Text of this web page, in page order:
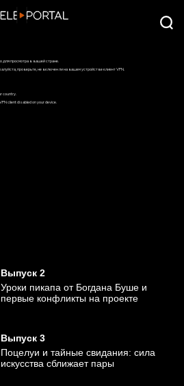
Выпуск 2
Уроки пикапа от Богдана Буше и
первые конфликты на проекте
Выпуск 3
Поцелуи и тайные свидания: сила
искусства сближает пары